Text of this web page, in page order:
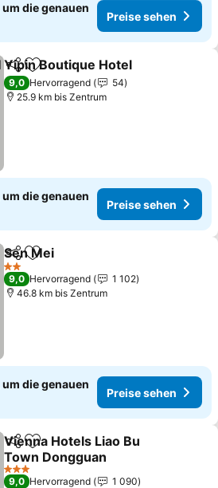
die genauen
Preise sehen
TeilenZu Favoriten hinzufügen
Yipin Boutique Hotel
9,0 Hervorragend
54
25.9 km bis Zentrum
die genauen
Preise sehen
TeilenZu Favoriten hinzufügen
Sen Mei
2 Sterne
9,0 Hervorragend
1 102
46.8 km bis Zentrum
die genauen
Preise sehen
TeilenZu Favoriten hinzufügen
Vienna Hotels Liao Bu
Town Dongguan
Preise sehen
3 Sterne
9,0 Hervorragend
1 090